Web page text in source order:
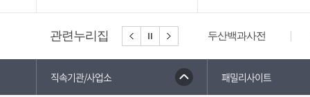
관련누리집 두산백과사전
직속기관/사업소 패밀리사이트